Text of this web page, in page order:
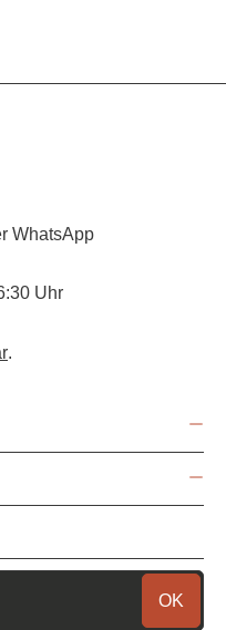
WhatsApp
Uhr
.
OK